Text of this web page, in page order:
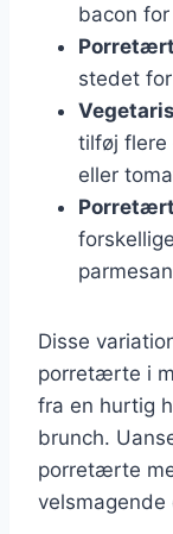
bacon
stedet
tilføj flere
eller
Disse
porretærte i
fra en hurtig
brunch.
porretærte